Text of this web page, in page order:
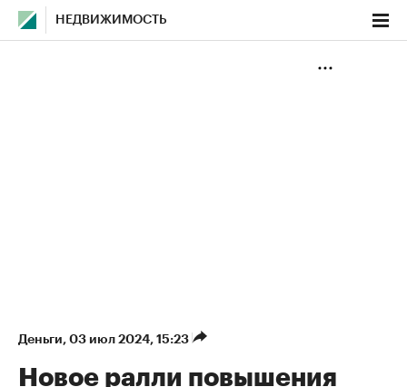
НЕДВИЖИМОСТЬ
Деньги⁠, 03 июл 2024, 15:23
Новое ралли повышения